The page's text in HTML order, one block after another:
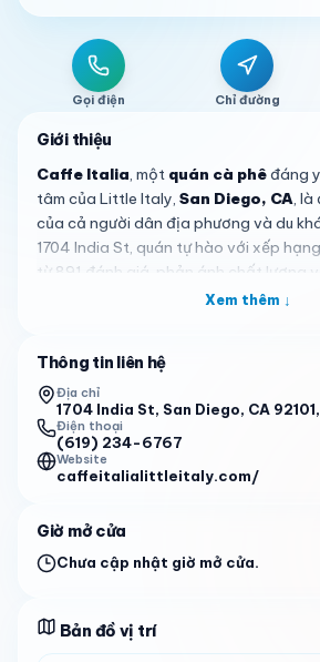
Gọi điện Chỉ đường
Giới thiệu
Caffe Italia, một quán cà phêđáng
tâm của Little Italy, San Diego, CA, là
của cả người dân địa phương và du
1704 India St, quán tự hào với xếp
từ 891 đánh giá, phản ánh chất lượng
cúng. Đây là minh chứng sống động
Thực đơn tại Caffe Italia bao gồm
trưng đã nhận được nhiều lời khen
biệt yêu thích bánh bagel,尤其是 loại
Desperado, ngon đến mức khiến họ
Những người đam mê cà phê sẽ thích
đồ uống espresso pha trộn với kem
chọn nổi bật cho người ăn không
và kem spumoni thêm một chút ngọt
Không khí tại Caffe Italia cũng là một
Xem thêm ↓
Thông tin liên hệ
Địa chỉ
1704 India St, San Diego, CA
Điện thoại
(619) 234-6767
Website
caffeitalialittleitaly.com/
Giờ mở cửa
Chưa cập nhật giờ mở cửa.
Bản đồ vị trí